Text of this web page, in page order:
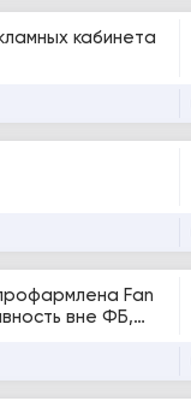
кабинета
Fan
вне ФБ,